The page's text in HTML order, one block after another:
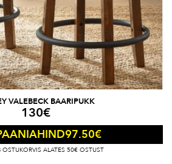
VALEBECK BAARIPUKK
130€
97.50€
OSTUKORVIS ALATES 50€ OSTUST